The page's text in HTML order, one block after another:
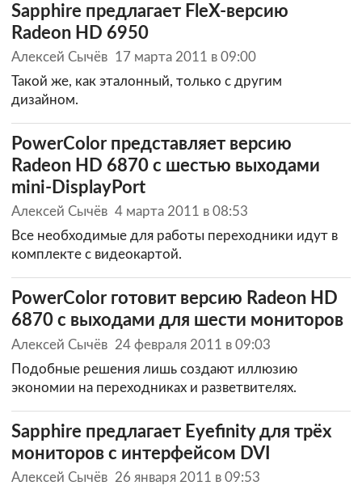
Sapphire предлагает FleX-версию
Radeon HD 6950
Алексей Сычёв 17 марта 2011 в 09:00
Такой же, как эталонный, только с другим
дизайном.
PowerColor представляет версию
Radeon HD 6870 с шестью выходами
mini-DisplayPort
Алексей Сычёв 4 марта 2011 в 08:53
Все необходимые для работы переходники идут в
комплекте с видеокартой.
PowerColor готовит версию Radeon HD
6870 с выходами для шести мониторов
Алексей Сычёв 24 февраля 2011 в 09:03
Подобные решения лишь создают иллюзию
экономии на переходниках и разветвителях.
Sapphire предлагает Eyefinity для трёх
мониторов с интерфейсом DVI
Алексей Сычёв 26 января 2011 в 09:53